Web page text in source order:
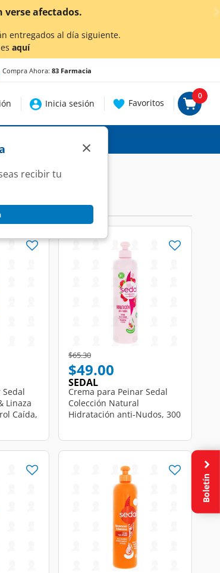
verse afectados.
entregados al día siguiente.
aquí
Compra Ahora: 83 Farmacia
recibir tu
×
Inicia sesión Favoritos
0
Linaza
Caída,
Price reduced from
$65.30to
$49.00
SEDAL
Crema para Peinar Sedal
Colección Natural
Hidratación anti-Nudos, 300
Boletín